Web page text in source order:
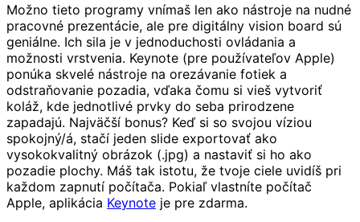
Možno tieto programy vnímaš len ako nástroje na nudné
pracovné prezentácie, ale pre digitálny vision board sú
geniálne. Ich sila je v jednoduchosti ovládania a
možnosti vrstvenia. Keynote (pre používateľov Apple)
ponúka skvelé nástroje na orezávanie fotiek a
odstraňovanie pozadia, vďaka čomu si vieš vytvoriť
koláž, kde jednotlivé prvky do seba prirodzene
zapadajú. Najväčší bonus? Keď si so svojou víziou
spokojný/á, stačí jeden slide exportovať ako
vysokokvalitný obrázok (.jpg) a nastaviť si ho ako
pozadie plochy. Máš tak istotu, že tvoje ciele uvidíš pri
každom zapnutí počítača. Pokiaľ vlastníte počítač
Apple, aplikácia Keynote je pre zdarma.